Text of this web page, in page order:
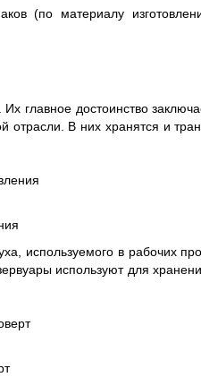
(по материалу
главное достоинство
отрасли. В них хранятся и
используемого в рабочих
используют для